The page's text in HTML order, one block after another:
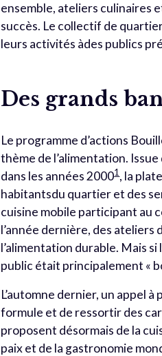
ensemble, ateliers culinaires
succès. Le collectif de
leurs activités àdes publics
Des grands
Le programme d’actions
thème de l’alimentation.
dans les années 20001, la
habitantsdu quartier et des
cuisine mobile participant au
l’année dernière, des ateliers
l’alimentation durable. Mais
public était principalement «
L’automne dernier, un appel
formule et de ressortir des
proposent désormais de la
paix et de la gastronomie